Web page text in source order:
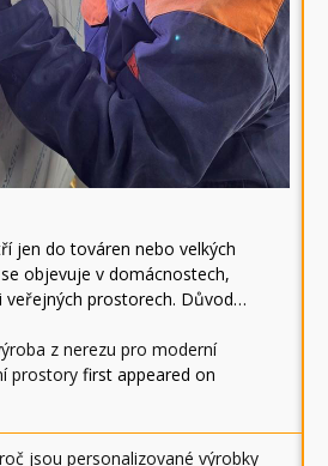
jen do továren nebo velkých
objevuje v domácnostech,
veřejných prostorech. Důvod…
z nerezu pro moderní
prostory first appeared on
jsou personalizované výrobky